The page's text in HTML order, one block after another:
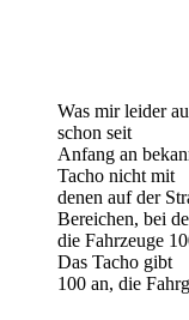
Was mir leider
schon seit
Anfang an
Tacho nicht mit
denen auf der
Bereichen, bei
die Fahrzeuge
Das Tacho gibt
100 an, die